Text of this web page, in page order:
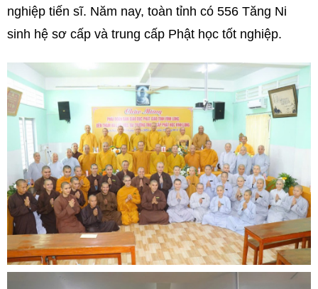
nghiệp tiến sĩ. Năm nay, toàn tỉnh có 556 Tăng Ni
sinh hệ sơ cấp và trung cấp Phật học tốt nghiệp.